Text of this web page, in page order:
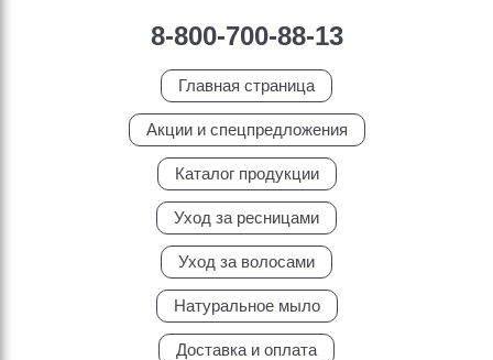
8-800-700-88-13
Главная страница
Акции и спецпредложения
Каталог продукции
Уход за ресницами
Уход за волосами
Натуральное мыло
Доставка и оплата